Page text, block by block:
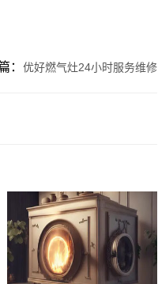
： 优好燃气灶24小时服务维修